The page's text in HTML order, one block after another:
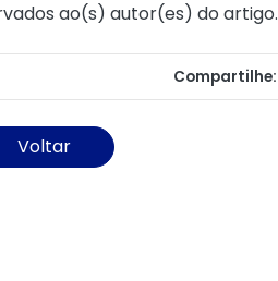
ao(s) autor(es) do artigo.
Compartilhe:
Voltar